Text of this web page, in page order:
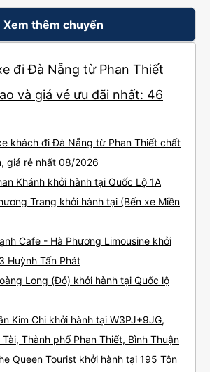
Xem thêm chuyến
đi Đà Nẵng từ Phan Thiết
và giá vé ưu đãi nhất: 46
khách đi Đà Nẵng từ Phan Thiết chất
giá rẻ nhất 08/2026
Khánh khởi hành tại Quốc Lộ 1A
Trang khởi hành tại (Bến xe Miền
Cafe - Hà Phương Limousine khởi
Huỳnh Tấn Phát
Long (Đỏ) khởi hành tại Quốc lộ
Kim Chi khởi hành tại W3PJ+9JG,
Tài, Thành phố Phan Thiết, Bình Thuận
Queen Tourist khởi hành tại 195 Tôn